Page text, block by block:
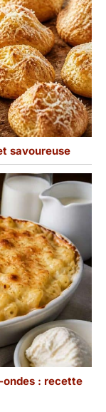
savoureuse
ondes : recette